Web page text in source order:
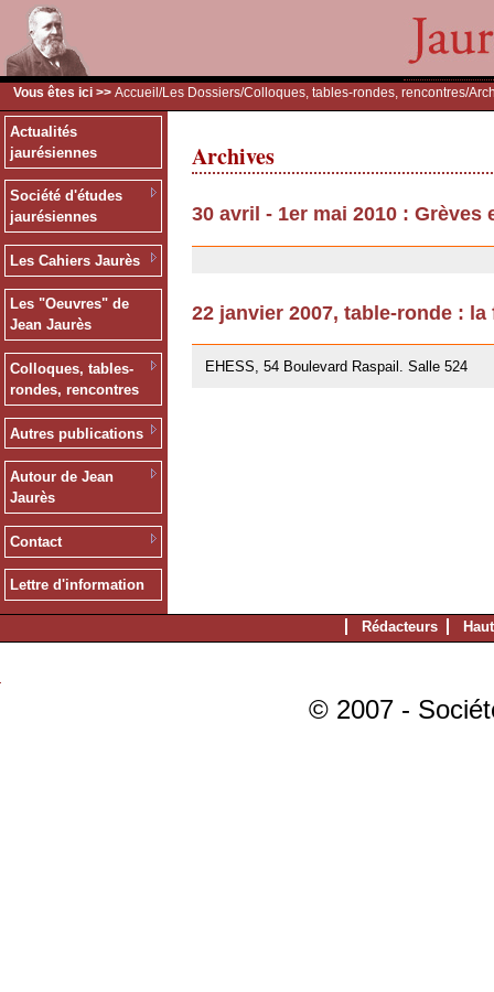
Vous êtes ici >> Accueil /Les Dossiers/Colloques, tables-rondes, rencontres/
Actualités
jaurésiennes
Société d'études
jaurésiennes
Les Cahiers Jaurès
Les "Oeuvres" de
Jean Jaurès
Colloques, tables-
rondes, rencontres
Autres publications
Autour de Jean
Jaurès
Contact
Lettre d'information
Archives
30 avril - 1er mai 2010 :
22 janvier 2007, table-ronde :
EHESS, 54 Boulevard Raspail. Salle 524
Rédacteurs
© 2007 -